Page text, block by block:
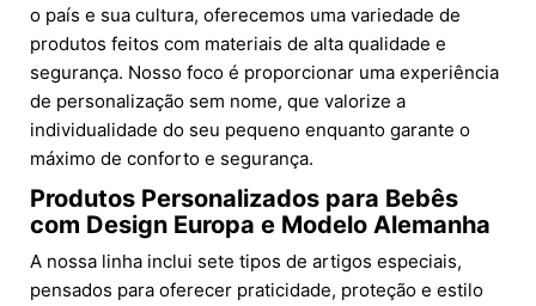
o país e sua cultura, oferecemos uma variedade de
produtos feitos com materiais de alta qualidade e
segurança. Nosso foco é proporcionar uma experiência
de personalização sem nome, que valorize a
individualidade do seu pequeno enquanto garante o
máximo de conforto e segurança.
Produtos Personalizados para Bebês
com Design Europa e Modelo Alemanha
A nossa linha inclui sete tipos de artigos especiais,
pensados para oferecer praticidade, proteção e estilo